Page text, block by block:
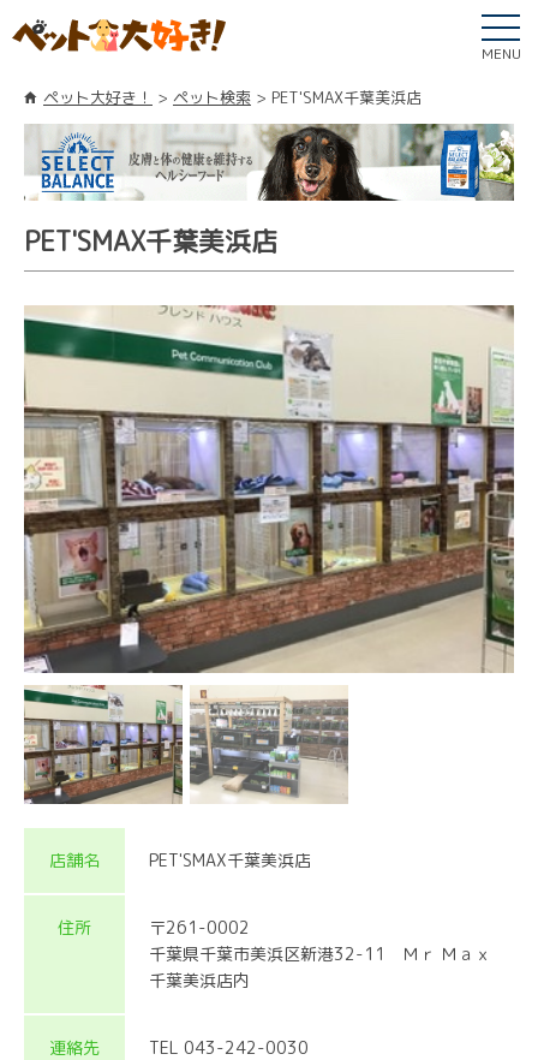
MENU
ペット大好き！ ペット検索 PET'SMAX千葉美浜店
PET'SMAX千葉美浜店
店舗名 PET'SMAX千葉美浜店
住所
〒261-0002
千葉県千葉市美浜区新港32-11 Ｍｒ Ｍａｘ
千葉美浜店内
連絡先 TEL 043-242-0030